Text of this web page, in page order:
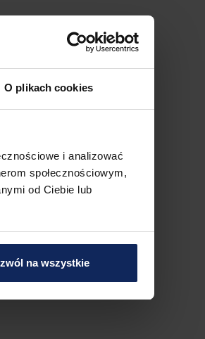
O plikach cookies
i analizować
społecznościowym,
od Ciebie lub
na wszystkie